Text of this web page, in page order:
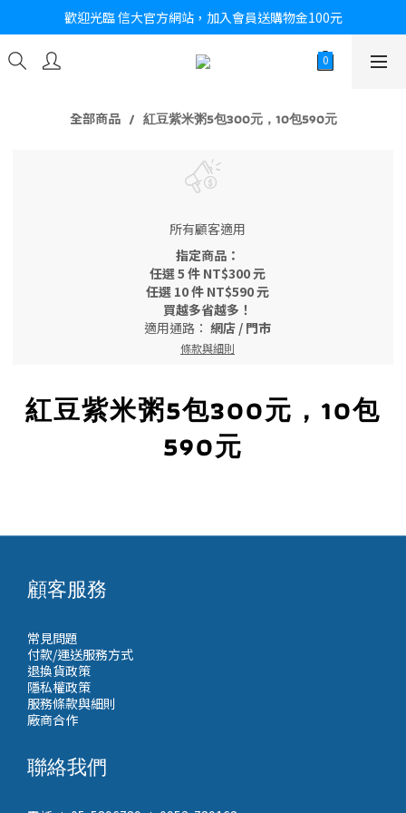
歡迎光臨 信大官方網站，加入會員送購物金100元
全部商品 紅豆紫米粥5包300元，10包590元
所有顧客適用
指定商品：
任選 5 件 NT$300 元
任選 10 件 NT$590 元
買越多省越多！
適用通路： 網店 / 門市
條款與細則
紅豆紫米粥5包300元，10包
590元
顧客服務
常見問題
付款/運送服務方式
退換貨政策
隱私權政策
服務條款與細則
廠商合作
聯絡我們